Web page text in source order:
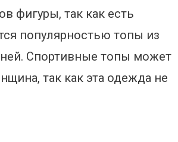
фигуры, так как есть
популярностью топы из
Спортивные топы может
так как эта одежда не